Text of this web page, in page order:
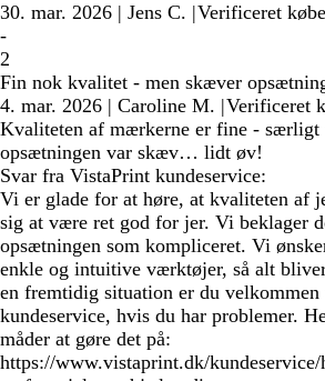
30. mar. 2026 | Jens C. |Verificeret
-
2
Fin nok kvalitet - men skæver
4. mar. 2026 | Caroline M. |Verificeret
Kvaliteten af mærkerne er fine -
opsætningen var skæv… lidt øv!
Svar fra VistaPrint kundeservice:
Vi er glade for at høre, at kvaliteten af
sig at være ret god for jer. Vi beklager
opsætningen som kompliceret. Vi
enkle og intuitive værktøjer, så alt
en fremtidig situation er du
kundeservice, hvis du har problemer.
måder at gøre det på:
https://www.vistaprint.dk/